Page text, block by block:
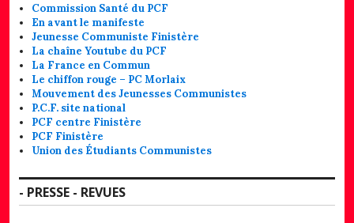
Commission Santé du PCF
En avant le manifeste
Jeunesse Communiste Finistère
La chaîne Youtube du PCF
La France en Commun
Le chiffon rouge – PC Morlaix
Mouvement des Jeunesses Communistes
P.C.F. site national
PCF centre Finistère
PCF Finistère
Union des Étudiants Communistes
- PRESSE - REVUES